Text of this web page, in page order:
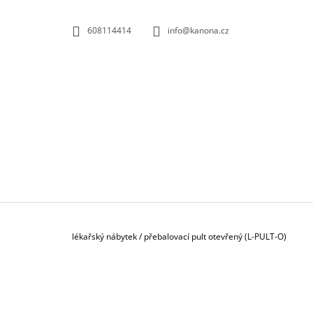
608114414 info@kanona.cz
Domů
lékařský nábytek/ přebalovací pult otevřený (L-PULT-O)